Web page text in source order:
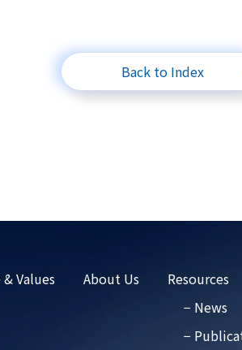
Back to Index
Values About Us
Resources
− News
−